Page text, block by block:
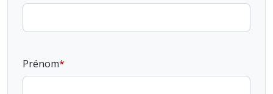
Prénom